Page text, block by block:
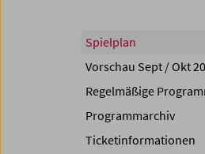
Spielplan
Vorschau Sept / Okt
Regelmäßige
Programmarchiv
Ticketinformationen